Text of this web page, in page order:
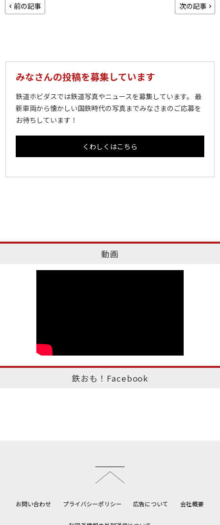
前の記事 次の記事
みなさんの投稿を募集しています
鉄道ホビダスでは鉄道写真やニュースを募集しています。 最
新車両から懐かしい国鉄時代の写真までみなさまのご応募を
お待ちしています！
くわしくはこちら
動画
鉄おも！Facebook
お問い合わせ プライバシーポリシー 広告について 会社概要